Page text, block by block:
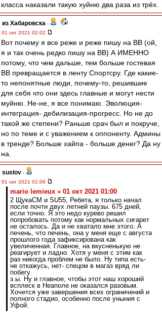
класса наказали такую хуйню два раза из трёх.
из Хабаровска -
01 окт 2021 02:02
Вот почему я все реже и реже пишу на ВВ (ой,
я и так очень редко пишу на ВВ) А ИМЕННО
потому, что чем дальше, тем больше гостевая
ВВ превращается в ленту Спортсру. Где какие-
то непонятные люди, почему-то, решившие
для себя что они здесь главные и могут нести
муйню. Не-не, я все понимаю. Эволюция-
интеграция- дебилизация-прогресс. Но не до
такой же степени? Раньше срач был и покруче,
но по теме и с уважением к оппоненту. Админы
в тренде? Больше хайпа - больше денег? Да ну
на.
suslov -
01 окт 2021 01:06
mario lemieux » 01 окт 2021 01:00
2 ЩукаСМ и SU55, Ребята, я только начал
после почти двух летней паузы. 675 дней,
если точно. Я это недо курево решил
попробовать потому как нормальных сигарет
не осталось. Да и не хватало мне этого. А
печень, что печень, она у меня еще с августа
прошлого года зафиксирована как
увеличенная. Главное, на вкусненькую не
реагирует и ладно. Хотя у меня с этим как
раз никогда проблем не было. Ну типа есть-
не откажусь, нет- спецом в магаз вряд ли
побегу.
з.ы. Ну и главное, чтобы этот наш хороший
всплеск в Неаполе не оказался разовым.
Хочется уже завершения всех ограничений и
полного стадио, особенно после уныния с
Уфой.